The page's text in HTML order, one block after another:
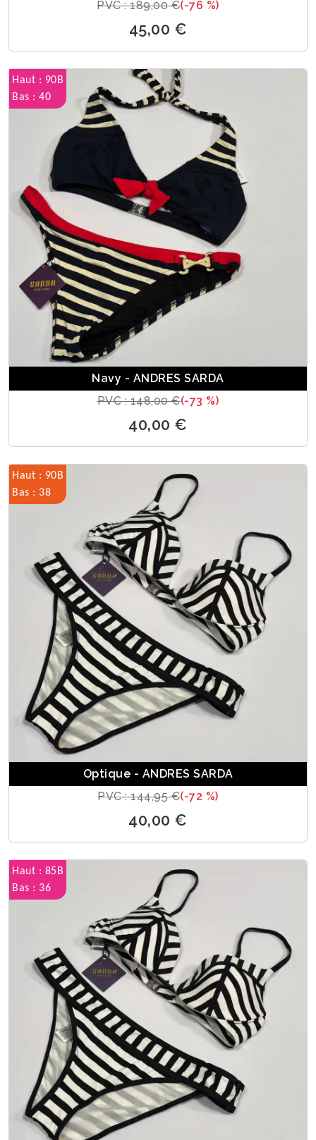
PVC : 189,00 €(-76 %)
45,00 €
Haut : 90B
Bas : 40
Navy - ANDRES SARDA
PVC : 148,00 €(-73 %)
40,00 €
Haut : 90B
Bas : 38
Optique - ANDRES SARDA
PVC : 144,95 €(-72 %)
40,00 €
Haut : 85B
Bas : 36